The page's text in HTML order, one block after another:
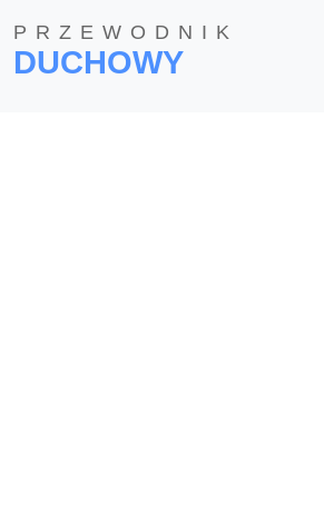
PRZEWODNIK
DUCHOWY